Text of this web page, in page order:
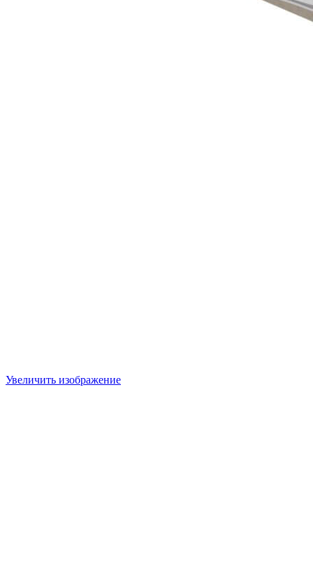
Увеличить изображение